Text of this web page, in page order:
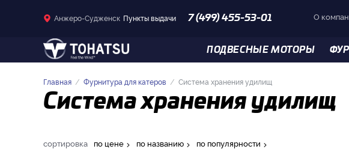
Анжеро-Судженск Пункты выдачи 7 (499) 455-53-01 О
ПОДВЕСНЫЕ МОТОРЫ
Главная Фурнитура для катеров Система хранения удилищ
Система хранения удилищ
сортировка по цене по названию по популярности